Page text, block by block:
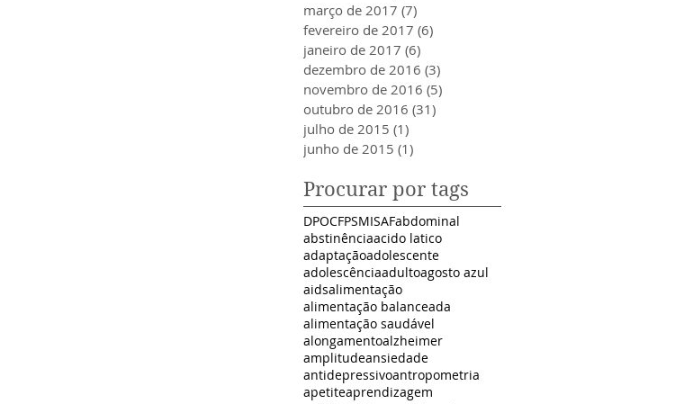
março de 2017 (7)
fevereiro de 2017 (6)
janeiro de 2017 (6)
dezembro de 2016 (3)
novembro de 2016 (5)
outubro de 2016 (31)
julho de 2015 (1)
junho de 2015 (1)
Procurar por tags
DPOCFPSMISAFabdominal
abstinênciaacido latico
adaptaçãoadolescente
adolescênciaadultoagosto azul
aidsalimentação
alimentação balanceada
alimentação saudável
alongamentoalzheimer
amplitudeansiedade
antidepressivoantropometria
apetiteaprendizagem